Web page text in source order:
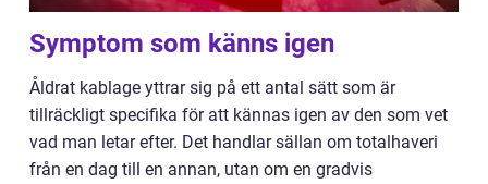
Symptom som känns igen
Åldrat kablage yttrar sig på ett antal sätt som är
tillräckligt specifika för att kännas igen av den som vet
vad man letar efter. Det handlar sällan om totalhaveri
från en dag till en annan, utan om en gradvis